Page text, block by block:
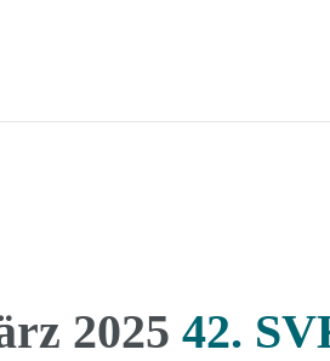
2025 42.